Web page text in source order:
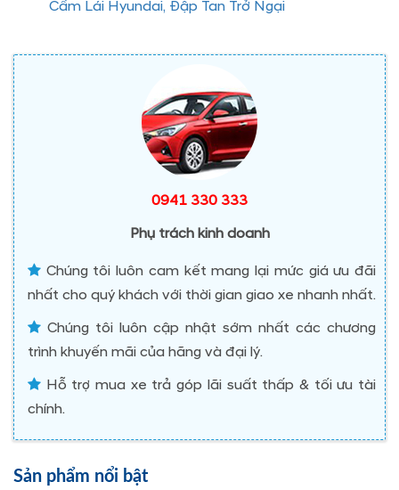
Cầm Lái Hyundai, Đập Tan Trở Ngại
0941 330 333
Phụ trách kinh doanh
Chúng tôi luôn cam kết mang lại mức giá ưu đãi
nhất cho quý khách với thời gian giao xe nhanh nhất.
Chúng tôi luôn cập nhật sớm nhất các chương
trình khuyến mãi của hãng và đại lý.
Hỗ trợ mua xe trả góp lãi suất thấp & tối ưu tài
chính.
Sản phẩm nổi bật